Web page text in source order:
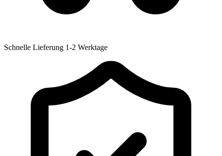
Schnelle Lieferung 1-2 Werktage